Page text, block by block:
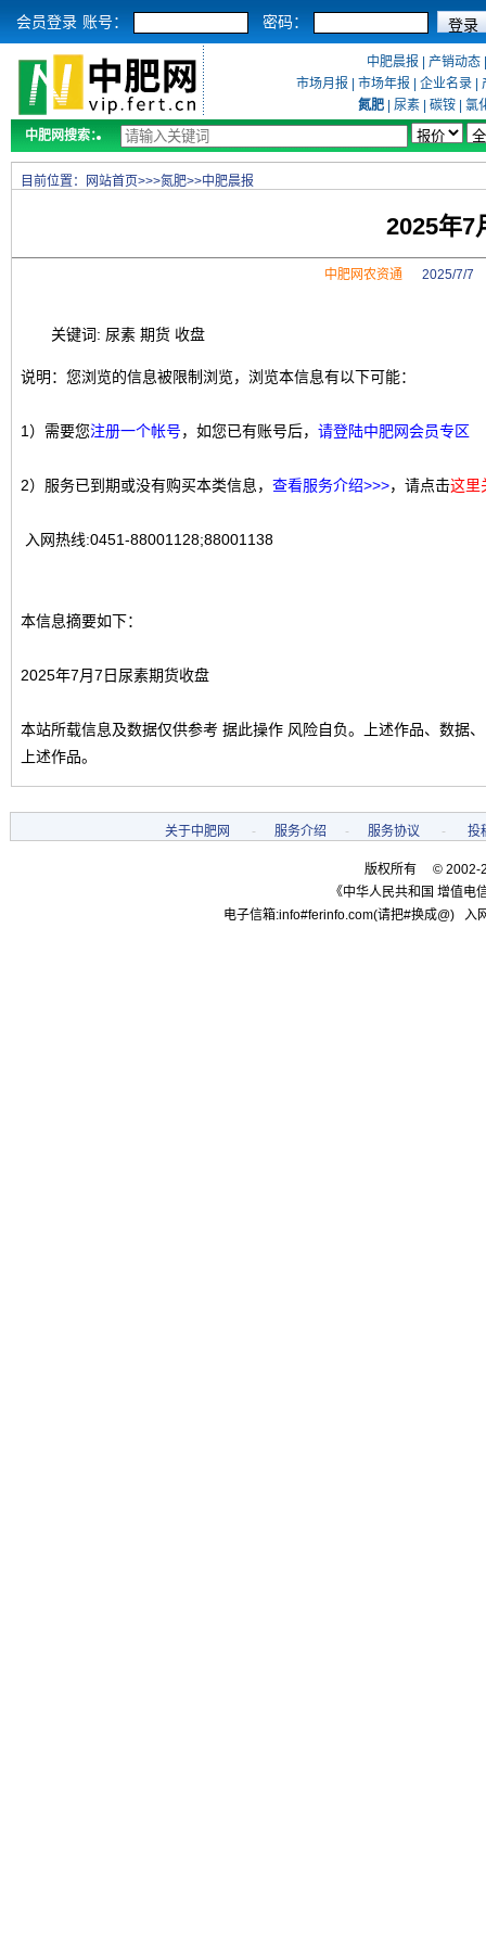
会员登录 账号： 密码：
中肥晨报 产销动态
市场月报
市场年报 企业名录
氮肥
尿素 碳铵
氯
中肥网搜索：
目前位置： 网站首页>>>氮肥>>中肥晨报
2025年7
中肥网农资通2025/7/7
关键词: 尿素 期货 收盘
说明：您浏览的信息被限制浏览，浏览本信息有以下可能：
1）需要您注册一个帐号，如您已有账号后， 请登陆中肥网会员专区
2）服务已到期或没有购买本类信息， 查看服务介绍>>>，请点击这里
入网热线:0451-88001128;88001138
本信息摘要如下：
2025年7月7日尿素期货收盘
本站所载信息及数据仅供参考 据此操作 风险自负。上述作品、数据
上述作品。
关于中肥网 - 服务介绍 - 服务协议 - 投
版权所有 © 2002-
《中华人民共和国 增值电
电子信箱:info#ferinfo.com(请把#换成@)